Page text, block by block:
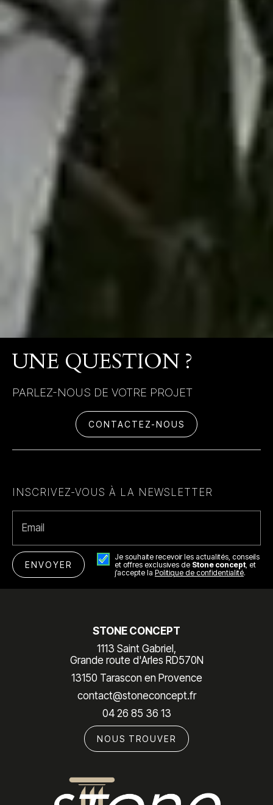
UNE QUESTION ?
PARLEZ-NOUS DE VOTRE PROJET
CONTACTEZ-NOUS
INSCRIVEZ-VOUS À LA NEWSLETTER
Email
Je souhaite recevoir les actualités, conseils
et offres exclusives de Stone concept, et
j’accepte la Politique de confidentialité.
STONE CONCEPT
1113 Saint Gabriel,
Grande route d'Arles RD570N
13150 Tarascon en Provence
contact@stoneconcept.fr
04 26 85 36 13
NOUS TROUVER